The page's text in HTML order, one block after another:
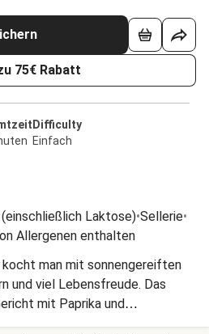
75€ Rabatt
Difficulty
Einfach
Laktose)•Sellerie•
Allergenen enthalten
man mit sonnengereiften
und viel Lebensfreude. Das
mit Paprika und
mit unseren mediterranen